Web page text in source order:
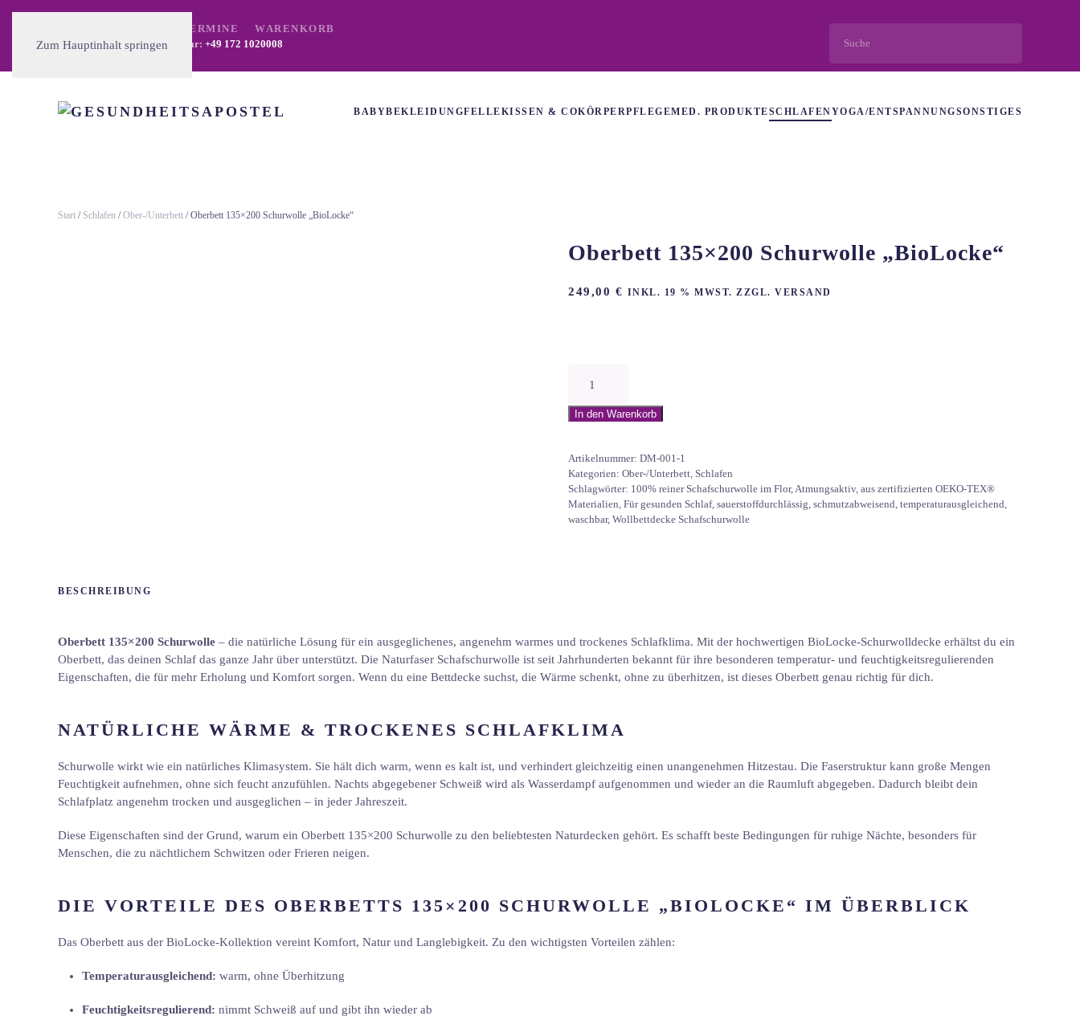
Zum Hauptinhalt springen
MARKTTERMINE
WARENKORB
Wir sind telefonisch erreichbar: +49 172 1020008
BABYBEKLEIDUNGFELLEKISSEN & COKÖRPERPFLEGEMED. PRODUKTESCHLAFENYOGA/ENTSPANNUNGSONSTIGES
Start / Schlafen /Ober-/Unterbett / Oberbett 135×200 Schurwolle „BioLocke“
Oberbett 135×200 Schurwolle „BioLocke“
249,00 € INKL. 19 % MWST. ZZGL. VERSAND
135x200
Schurwolle
„BioLocke“
In den Warenkorb
Artikelnummer: DM-001-1
Kategorien: Ober-/Unterbett, Schlafen
Schlagwörter: 100% reiner Schafschurwolle im Flor,Atmungsaktiv, aus zertifizierten OEKO-TEX®
Materialien, Für gesunden Schlaf, sauerstoffdurchlässig, schmutzabweisend, temperaturausgleichend,
waschbar, Wollbettdecke Schafschurwolle
BESCHREIBUNG
Oberbett 135×200 Schurwolle – die natürliche Lösung für ein ausgeglichenes, angenehm warmes und trockenes Schlafklima. Mit der hochwertigen BioLocke-Schurwolldecke erhältst du ein
Oberbett, das deinen Schlaf das ganze Jahr über unterstützt. Die Naturfaser Schafschurwolle ist seit Jahrhunderten bekannt für ihre besonderen temperatur- und feuchtigkeitsregulierenden
Eigenschaften, die für mehr Erholung und Komfort sorgen. Wenn du eine Bettdecke suchst, die Wärme schenkt, ohne zu überhitzen, ist dieses Oberbett genau richtig für dich.
NATÜRLICHE WÄRME & TROCKENES SCHLAFKLIMA
Schurwolle wirkt wie ein natürliches Klimasystem. Sie hält dich warm, wenn es kalt ist, und verhindert gleichzeitig einen unangenehmen Hitzestau. Die Faserstruktur kann große Mengen
Feuchtigkeit aufnehmen, ohne sich feucht anzufühlen. Nachts abgegebener Schweiß wird als Wasserdampf aufgenommen und wieder an die Raumluft abgegeben. Dadurch bleibt dein
Schlafplatz angenehm trocken und ausgeglichen – in jeder Jahreszeit.
Diese Eigenschaften sind der Grund, warum ein Oberbett 135×200 Schurwolle zu den beliebtesten Naturdecken gehört. Es schafft beste Bedingungen für ruhige Nächte, besonders für
Menschen, die zu nächtlichem Schwitzen oder Frieren neigen.
DIE VORTEILE DES OBERBETTS 135×200 SCHURWOLLE „BIOLOCKE“ IM ÜBERBLICK
Das Oberbett aus der BioLocke-Kollektion vereint Komfort, Natur und Langlebigkeit. Zu den wichtigsten Vorteilen zählen:
Temperaturausgleichend: warm, ohne Überhitzung
Feuchtigkeitsregulierend: nimmt Schweiß auf und gibt ihn wieder ab